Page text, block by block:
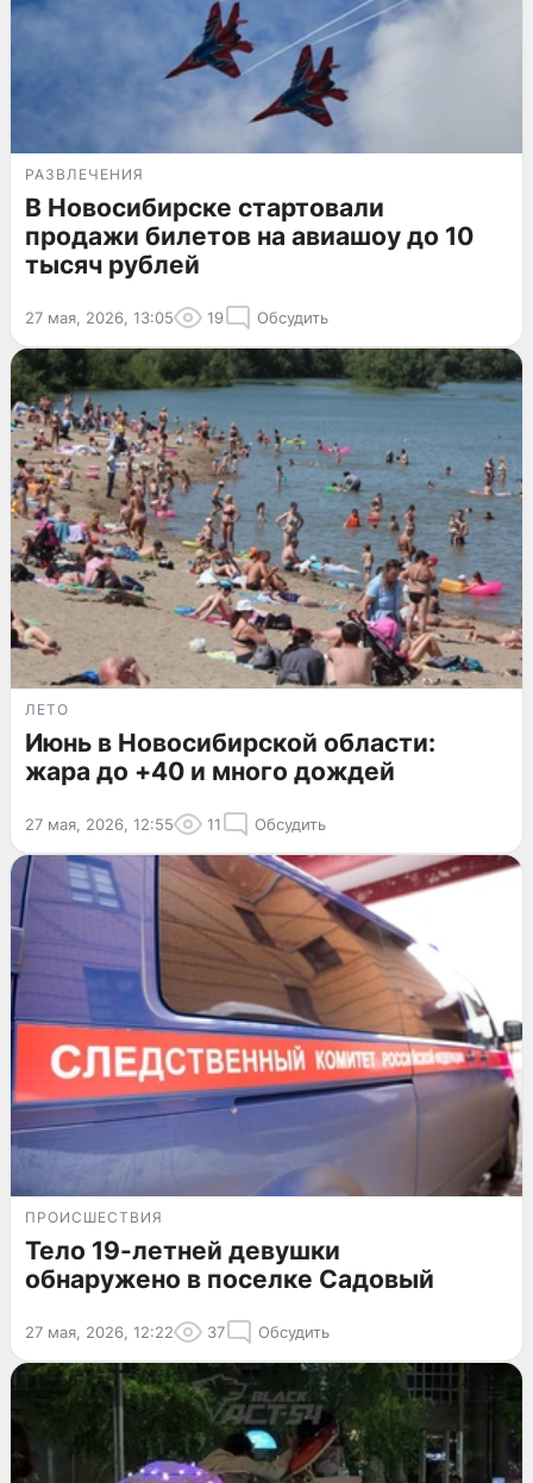
РАЗВЛЕЧЕНИЯ
В Новосибирске стартовали
продажи билетов на авиашоу до 10
тысяч рублей
27 мая, 2026, 13:05 19 Обсудить
ЛЕТО
Июнь в Новосибирской области:
жара до +40 и много дождей
27 мая, 2026, 12:55 11 Обсудить
ПРОИСШЕСТВИЯ
Тело 19-летней девушки
обнаружено в поселке Садовый
27 мая, 2026, 12:22 37 Обсудить